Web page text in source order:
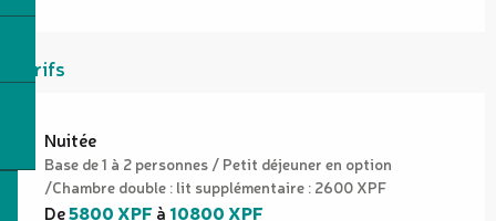
Tarifs
Tarifs 2026
Nuitée
Base de 1 à 2 personnes / Petit déjeuner en option
/Chambre double : lit supplémentaire : 2600 XPF
De5800 XPFà10800 XPF